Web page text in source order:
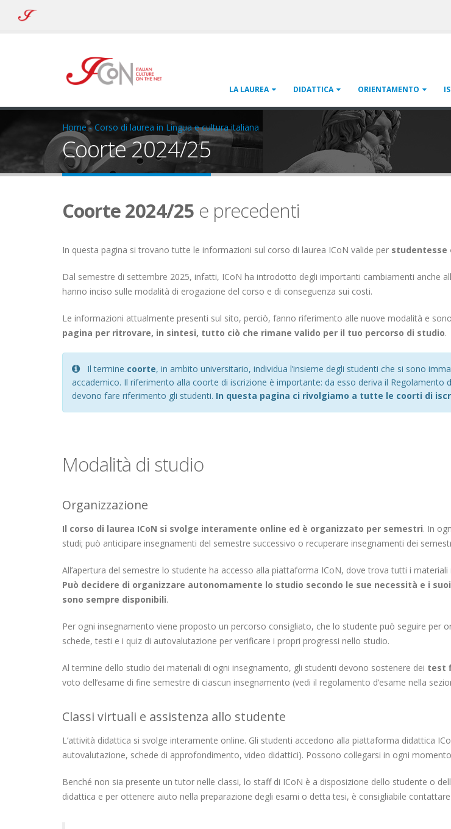
ICoN
LA LAUREA DIDATTICA ORIENTAMENTO
Home - Corso di laurea in Lingua e cultura italiana
Coorte 2024/25
Coorte 2024/25 e precedenti
In questa pagina si trovano tutte le informazioni sul corso di laurea ICoN valide per studentesse
Dal semestre di settembre 2025, infatti, ICoN ha introdotto degli importanti cambiamenti anche
hanno inciso sulle modalità di erogazione del corso e di conseguenza sui costi.
Le informazioni attualmente presenti sul sito, perciò, fanno riferimento alle nuove modalità e
pagina per ritrovare, in sintesi, tutto ciò che rimane valido per il tuo percorso di studio.
Il termine coorte, in ambito universitario, individua l’insieme degli studenti che si sono
accademico. Il riferimento alla coorte di iscrizione è importante: da esso deriva il
devono fare riferimento gli studenti. In questa pagina ci rivolgiamo a tutte le coorti di
Modalità di studio
Organizzazione
Il corso di laurea ICoN si svolge interamente online ed è organizzato per semestri. In
studi; può anticipare insegnamenti del semestre successivo o recuperare insegnamenti dei
All’apertura del semestre lo studente ha accesso alla piattaforma ICoN, dove trova tutti i
Può decidere di organizzare autonomamente lo studio secondo le sue necessità e i
sono sempre disponibili.
Per ogni insegnamento viene proposto un percorso consigliato, che lo studente può seguire per
schede, testi e i quiz di autovalutazione per verificare i propri progressi nello studio.
Al termine dello studio dei materiali di ogni insegnamento, gli studenti devono sostenere dei test
voto dell’esame di fine semestre di ciascun insegnamento (vedi il regolamento d’esame nella
Classi virtuali e assistenza allo studente
L’attività didattica si svolge interamente online. Gli studenti accedono alla piattaforma didattica
autovalutazione, schede di approfondimento, video didattici). Possono collegarsi in ogni
Benché non sia presente un tutor nelle classi, lo staff di ICoN è a disposizione dello studente o
didattica e per ottenere aiuto nella preparazione degli esami o detta tesi, è consigliabile